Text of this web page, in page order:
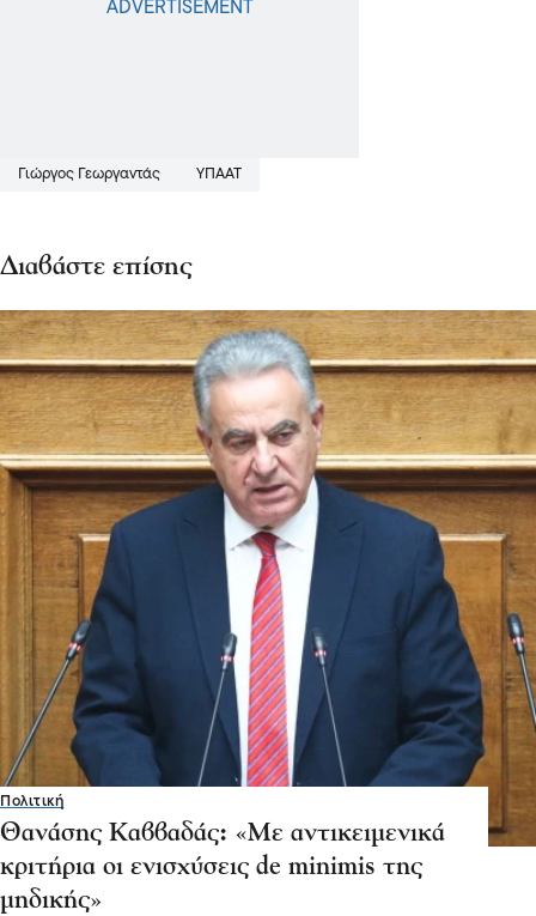
Γιώργος Γεωργαντάς ΥΠΑΑΤ
Διαβάστε επίσης
Πολιτική
Θανάσης Καββαδάς: «Με αντικειμενικά
κριτήρια οι ενισχύσεις de minimis της
μηδικής»